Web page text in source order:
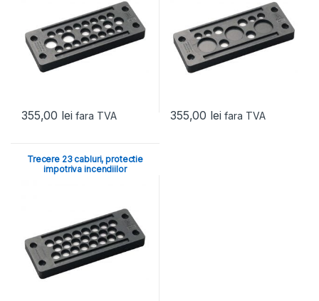
355,00 lei fara TVA 355,00 lei fara TVA
Trecere 23 cabluri, protectie
impotriva incendiilor